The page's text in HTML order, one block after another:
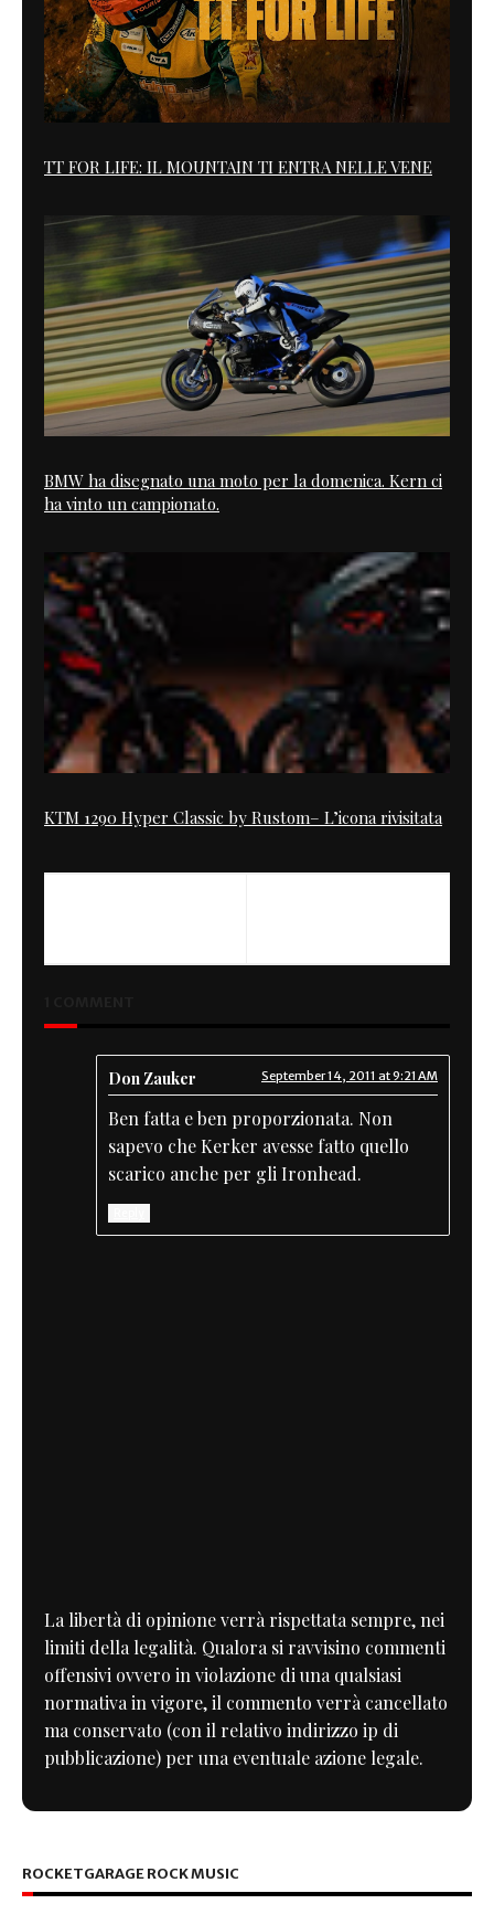
TT FOR LIFE: IL MOUNTAIN TI ENTRA NELLE VENE
BMW ha disegnato una moto per la domenica. Kern ci
ha vinto un campionato.
KTM 1290 Hyper Classic by Rustom– L’icona rivisitata
Don Zauker September 14, 2011 at 9:21 AM
Ben fatta e ben proporzionata. Non
sapevo che Kerker avesse fatto quello
scarico anche per gli Ironhead.
La libertà di opinione verrà rispettata sempre, nei
limiti della legalità. Qualora si ravvisino commenti
offensivi ovvero in violazione di una qualsiasi
normativa in vigore, il commento verrà cancellato
ma conservato (con il relativo indirizzo ip di
pubblicazione) per una eventuale azione legale.
ROCKETGARAGE ROCK MUSIC